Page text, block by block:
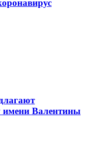
имени Валентины